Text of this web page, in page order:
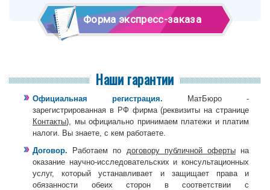
Форма экспресс-заказа
Наши гарантии
Официальная регистрация. МатБюро -
зарегистрированная в РФ фирма (реквизиты на странице
Контакты), мы официально принимаем платежи и платим
налоги. Вы знаете, с кем работаете.
Договор. Работаем по договору публичной офертына
оказание научно-исследовательских и консультационных
услуг, который устанавливает и защищает права и
обязанности обеих сторон в соответствии с